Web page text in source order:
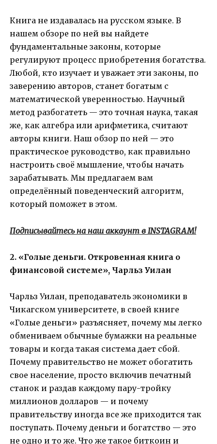
Книга не издавалась на русском языке. В
нашем обзоре по ней вы найдете
фундаментальные законы, которые
регулируют процесс приобретения богатства.
Любой, кто изучает и уважает эти законы, по
заверению авторов, станет богатым с
математической уверенностью. Научный
метод разбогатеть — это точная наука, такая
же, как алгебра или арифметика, считают
авторы книги. Наш обзор по ней — это
практическое руководство, как правильно
настроить своё мышление, чтобы начать
зарабатывать. Мы предлагаем вам
определённый поведенческий алгоритм,
который поможет в этом.
Подписывайтесь на наш аккаунт в INSTAGRAM!
2. «Голые деньги. Откровенная книга о
финансовой системе», Чарльз Уилан
Чарльз Уилан, преподаватель экономики в
Чикагском университете, в своей книге
«Голые деньги» разъясняет, почему мы легко
обмениваем обычные бумажки на реальные
товары и когда такая система дает сбой.
Почему правительство не может обогатить
свое население, просто включив печатный
станок и раздав каждому пару-тройку
миллионов долларов — и почему
правительству иногда все же приходится так
поступать. Почему деньги и богатство — это
не одно и то же. Что же такое биткоин и